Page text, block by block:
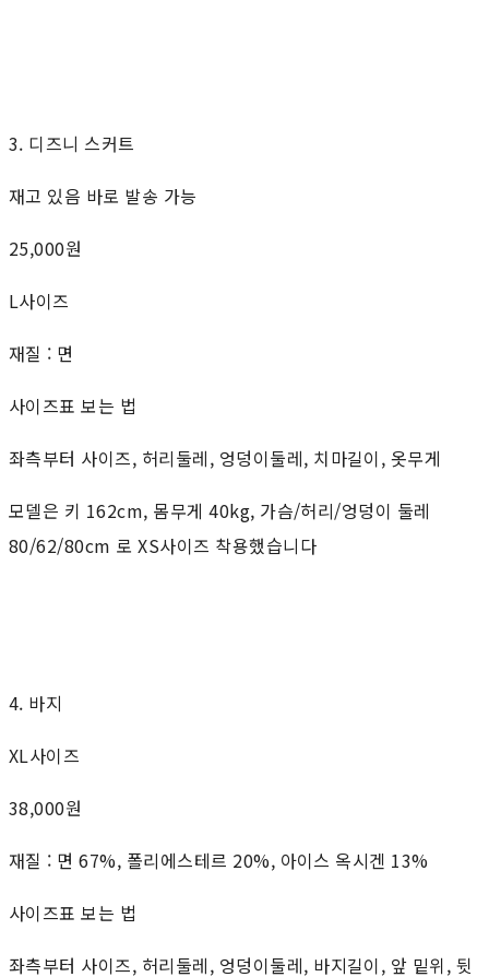
3. 디즈니 스커트
재고 있음 바로 발송 가능
25,000원
L사이즈
재질 : 면
사이즈표 보는 법
좌측부터 사이즈, 허리둘레, 엉덩이둘레, 치마길이, 옷무게
모델은 키 162cm, 몸무게 40kg, 가슴/허리/엉덩이 둘레
80/62/80cm 로 XS사이즈 착용했습니다
4. 바지
XL사이즈
38,000원
재질 : 면 67%, 폴리에스테르 20%, 아이스 옥시겐 13%
사이즈표 보는 법
좌측부터 사이즈, 허리둘레, 엉덩이둘레, 바지길이, 앞 밑위, 뒷